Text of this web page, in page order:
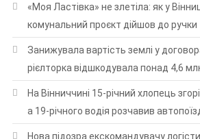
«Моя Ластівка» не злетіла: як у
комунальний проєкт дійшов до ручки
Занижувала вартість землі у
рієлторка відшкодувала понад 4,6
На Вінниччині 15-річний хлопець
а 19-річного водія розчавив
Нова підозра екскомандувачу